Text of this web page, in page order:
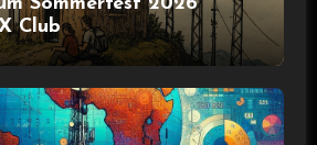
Club